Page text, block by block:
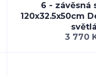
6 - závěsná
120x32.5x50cm
světlá
3 770